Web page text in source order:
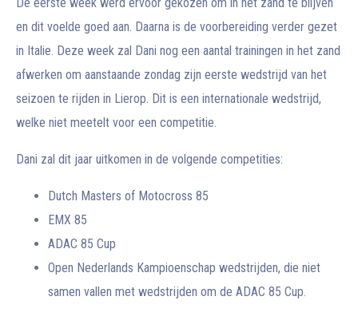
en dit voelde goed aan. Daarna is de voorbereiding verder gezet
in Italie. Deze week zal Dani nog een aantal trainingen in het zand
afwerken om aanstaande zondag zijn eerste wedstrijd van het
seizoen te rijden in Lierop. Dit is een internationale wedstrijd,
welke niet meetelt voor een competitie.
Dani zal dit jaar uitkomen in de volgende competities:
Dutch Masters of Motocross 85
EMX 85
ADAC 85 Cup
Open Nederlands Kampioenschap wedstrijden, die niet
samen vallen met wedstrijden om de ADAC 85 Cup.